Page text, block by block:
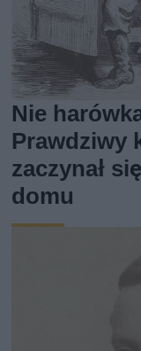
Nie
Prawdziwy
zaczynał
domu